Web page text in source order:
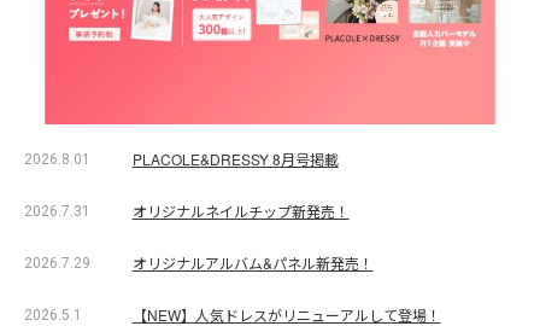
2026.8.01 PLACOLE&DRESSY 8月号掲載
2026.7.31 オリジナルネイルチップ新発売！
2026.7.29 オリジナルアルバム&パネル新発売！
2026.5.1 【NEW】人気ドレスがリニューアルして登場！